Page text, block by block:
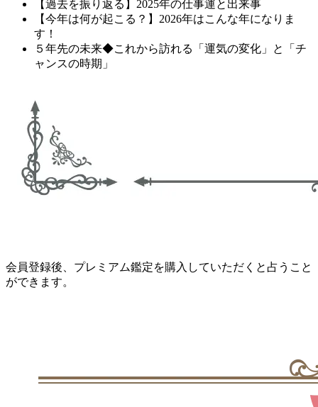
【過去を振り返る】2025年の仕事運と出来事
【今年は何が起こる？】2026年はこんな年になりま
す！
５年先の未来◆これから訪れる「運気の変化」と「チ
ャンスの時期」
会員登録後、プレミアム鑑定を購入していただくと占うこと
ができます。